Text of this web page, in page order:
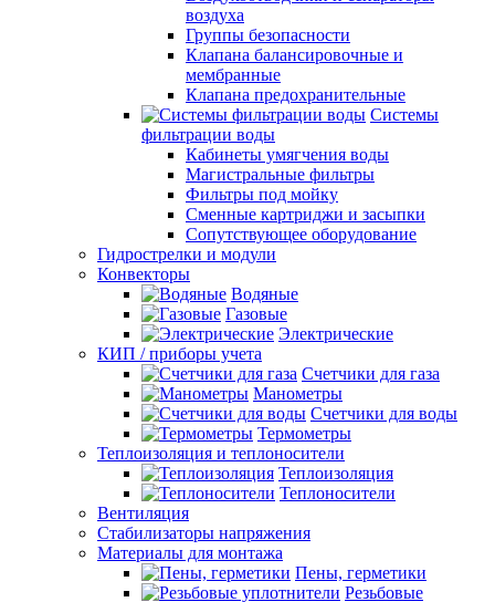
воздуха
Группы безопасности
Клапана балансировочные и
мембранные
Клапана предохранительные
Системы
фильтрации воды
Кабинеты умягчения воды
Магистральные фильтры
Фильтры под мойку
Сменные картриджи и засыпки
Сопутствующее оборудование
Гидрострелки и модули
Конвекторы
Водяные
Газовые
Электрические
КИП / приборы учета
Счетчики для газа
Манометры
Счетчики для воды
Термометры
Теплоизоляция и теплоносители
Теплоизоляция
Теплоносители
Вентиляция
Стабилизаторы напряжения
Материалы для монтажа
Пены, герметики
Резьбовые